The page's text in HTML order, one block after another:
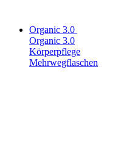
Organic 3.0
Organic 3.0
Körperpflege
Mehrwegflaschen